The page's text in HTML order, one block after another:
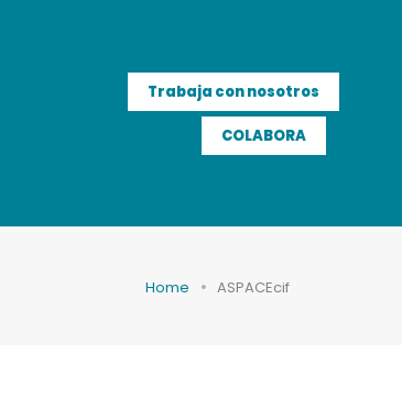
Trabaja con nosotros
COLABORA
Home ASPACEcif